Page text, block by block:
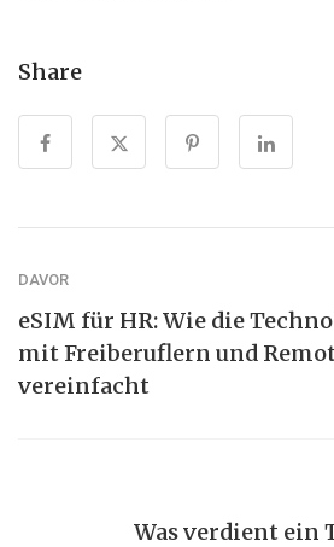
Share
DAVOR
eSIM für HR: Wie die
mit Freiberuflern und
vereinfacht
Was verdient ein